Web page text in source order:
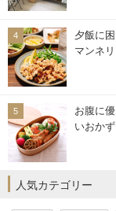
夕飯に
マンネ
お腹に
いおか
人気カテゴリー